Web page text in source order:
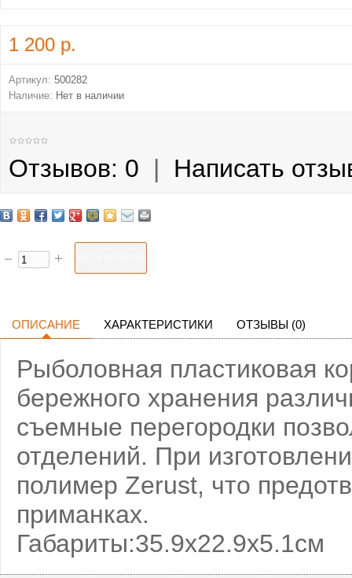
1 200 р.
Артикул: 500282
Наличие: Нет в наличии
Отзывов: 0 | Написать
ОПИСАНИЕ ХАРАКТЕРИСТИКИ ОТЗЫВЫ (0)
Рыболовная пластиковая
бережного хранения
съемные перегородки
отделений. При
полимер Zerust, что
приманках.
Габариты:35.9х22.9х5.1см